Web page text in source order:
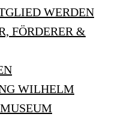
WERDEN
FÖRDERER &
WILHELM